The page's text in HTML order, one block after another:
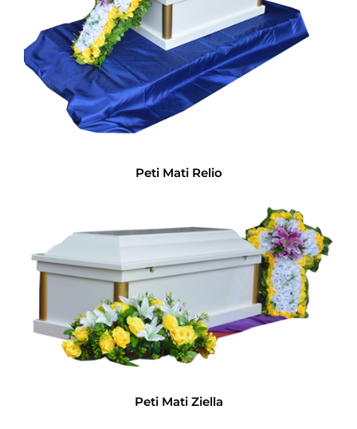
Peti Mati Relio
Peti Mati Ziella